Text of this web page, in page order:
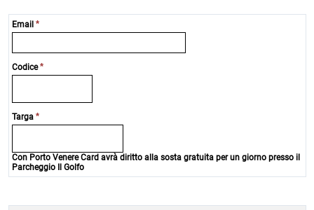
Email *
Codice *
Targa *
Con Porto Venere Card avrà diritto alla sosta gratuita per un giorno presso il
Parcheggio Il Golfo